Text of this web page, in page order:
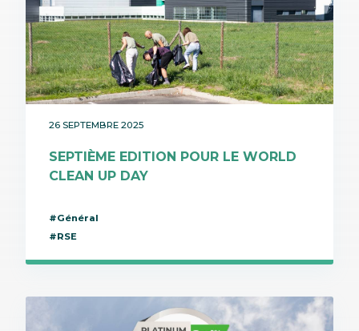
26 SEPTEMBRE 2025
SEPTIÈME EDITION POUR LE WORLD
CLEAN UP DAY
#Général
#RSE